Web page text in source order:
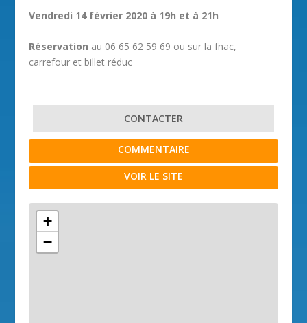
Vendredi 14 février 2020 à 19h et à 21h
Réservation au 06 65 62 59 69 ou sur la fnac,
carrefour et billet réduc
CONTACTER
COMMENTAIRE
VOIR LE SITE
+
−